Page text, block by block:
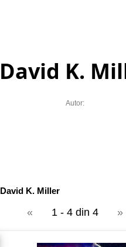
David K.
Autor:
David K. Miller
« 1 - 4 din 4 »